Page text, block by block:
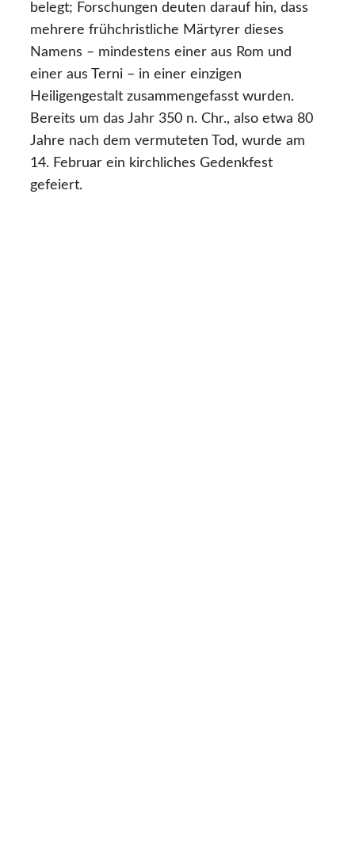
belegt; Forschungen deuten darauf hin, dass
mehrere frühchristliche Märtyrer dieses
Namens – mindestens einer aus Rom und
einer aus Terni – in einer einzigen
Heiligengestalt zusammengefasst wurden.
Bereits um das Jahr 350 n. Chr., also etwa 80
Jahre nach dem vermuteten Tod, wurde am
14. Februar ein kirchliches Gedenkfest
gefeiert.